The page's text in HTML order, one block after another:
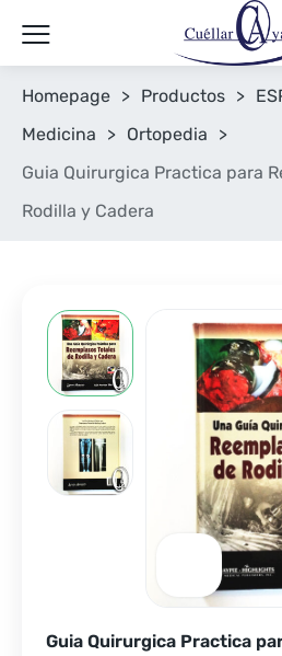
Homepage > Productos >
Medicina
> Ortopedia
>
Guia Quirurgica Practica para
Rodilla y Cadera
Guia Quirurgica Practica